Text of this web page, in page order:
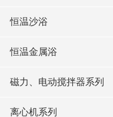
恒温沙浴
恒温金属浴
磁力、电动搅拌器系列
离心机系列